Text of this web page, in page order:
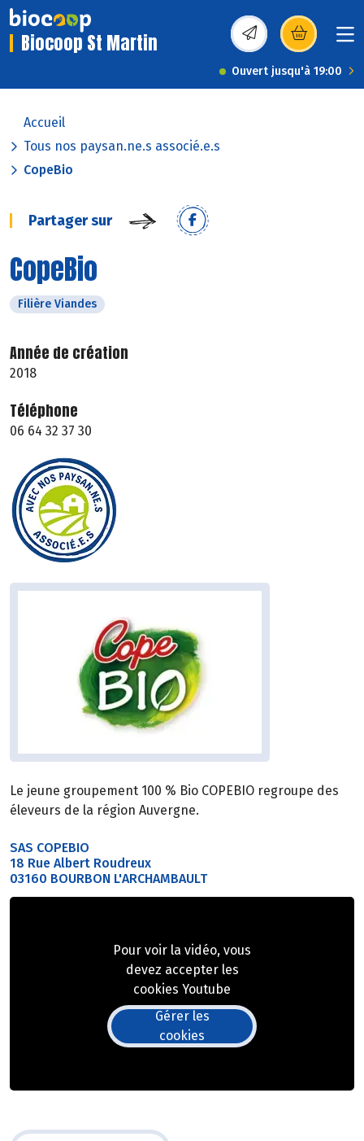
Biocoop St Martin (s’ouvre dans une
Ouvert jusqu'à 19:00
Accueil
Tous nos paysan.ne.s associé.e.s
CopeBio
Partager sur
CopeBio
Filière Viandes
Année de création
2018
Téléphone
06 64 32 37 30
Le jeune groupement 100 % Bio COPEBIO regroupe des
éleveurs de la région Auvergne.
SAS COPEBIO
18 Rue Albert Roudreux
03160 BOURBON L'ARCHAMBAULT
Pour voir la vidéo, vous
devez accepter les
cookies Youtube
Gérer les
cookies